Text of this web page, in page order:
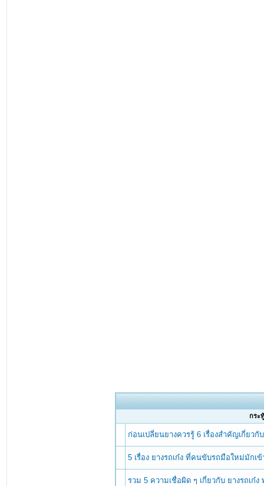
กระ
ก่อนเปลี่ยนยางควรรู้ 6 เรื่องสำคัญเกี่ยว
5 เรื่อง ยางรถเก๋ง ที่คนขับรถมือใหม่มักเข้
รวม 5 ความเชื่อผิด ๆ เกี่ยวกับ ยางรถเก๋